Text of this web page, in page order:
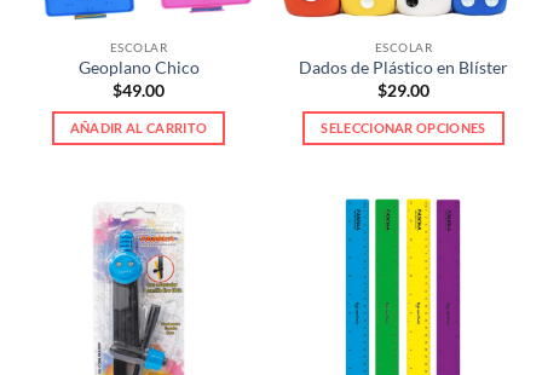
página
de
ESCOLAR
Geoplano Chico
$49.00
AÑADIR AL CARRITO
ESCOLAR
Dados de Plástico en Blíster
$29.00
SELECCIONAR OPCIONES
tiene
múltiples
variantes.
Las
opciones
se
pueden